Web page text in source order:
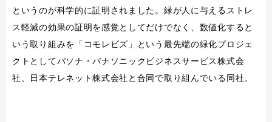
というのが科学的に証明されました。緑が人に与えるストレ
ス軽減の効果の証明を感覚としてだけでなく、数値化すると
いう取り組みを「コモレビズ」という最先端の緑化プロジェ
クトとしてパソナ・パナソニックビジネスサービス株式会
社、日本テレネット株式会社と合同で取り組んでいる同社。